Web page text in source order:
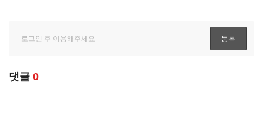
댓글 0